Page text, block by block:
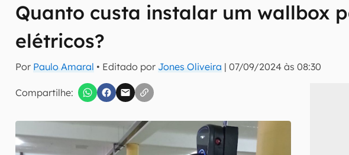
Quanto custa instalar um wallbox
elétricos?
Por Paulo Amaral • Editado por Jones Oliveira |07/09/2024 às 08:30
Compartilhe:
Assine a newsletter do Canaltech e receba notícias e reviews sobre
inscreva-se